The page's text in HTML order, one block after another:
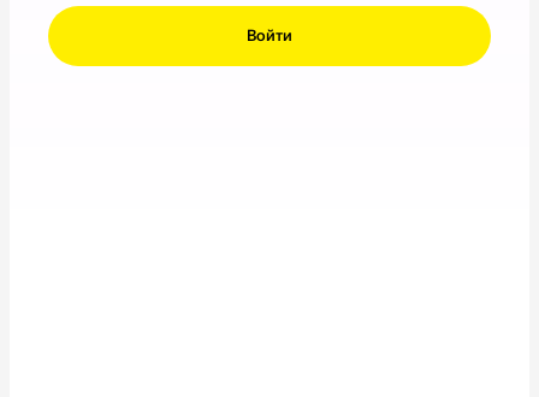
Войти